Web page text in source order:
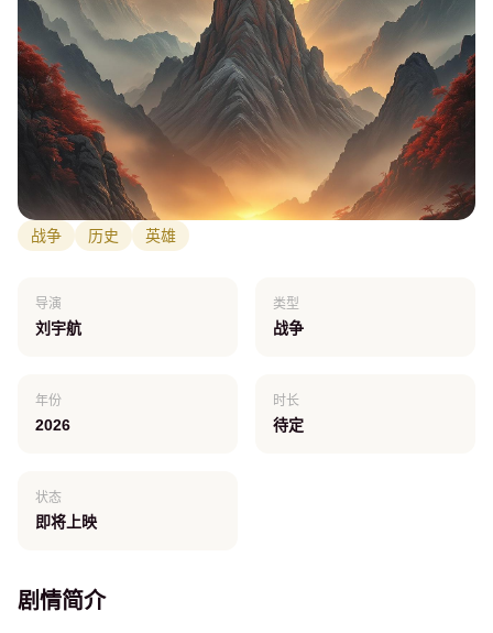
战争 历史 英雄
导演
刘宇航
类型
战争
年份
2026
时长
待定
状态
即将上映
剧情简介